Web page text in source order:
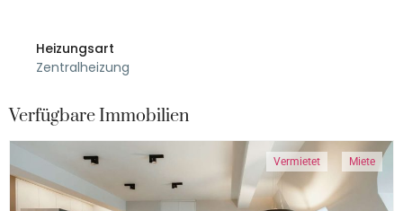
Heizungsart
Zentralheizung
Verfügbare Immobilien
Vermietet Miete